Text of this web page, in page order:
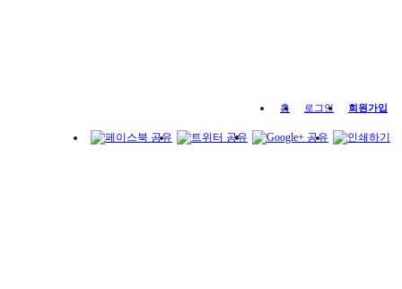
홈 로그인 회원가입